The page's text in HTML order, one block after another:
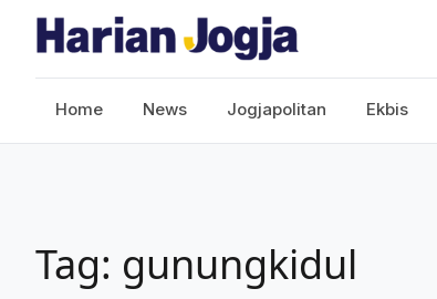
Home News Jogjapolitan Ekbis
Tag: gunungkidul